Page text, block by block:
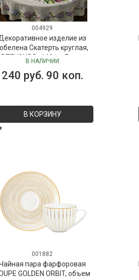
004929
изделие из
Скатерть круглая,
D=160 см Бельгия
В НАЛИЧИИ
240 руб. 90 коп.
В КОРЗИНУ
001882
пара фарфоровая
GOLDEN ORBIT, объем